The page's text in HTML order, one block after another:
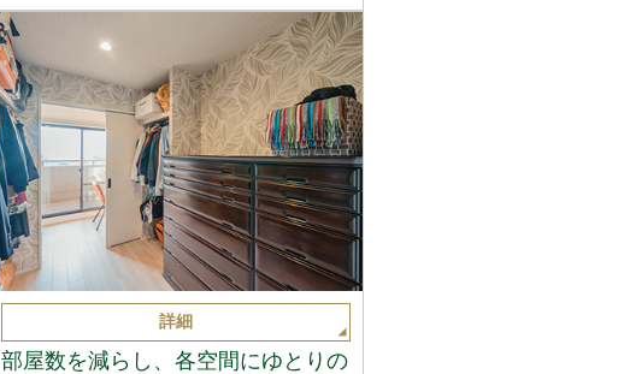
詳細
部屋数を減らし、各空間にゆとりの